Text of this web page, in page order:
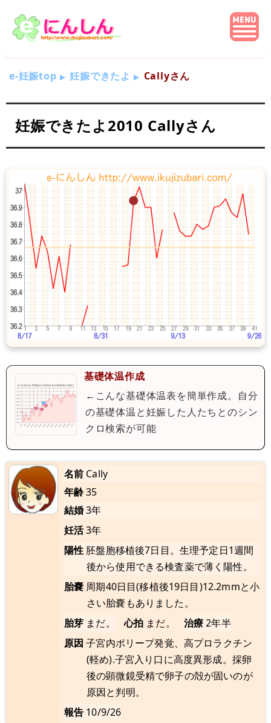
e-妊娠top 妊娠できたよ Callyさん
妊娠できたよ2010 Callyさん
基礎体温作成
←こんな基礎体温表を簡単作成。自分
の基礎体温と妊娠した人たちとのシン
クロ検索が可能
名前 Cally
年齢35
結婚3年
妊活3年
陽性 胚盤胞移植後7日目。生理予定日1週間
後から使用できる検査薬で薄く陽性。
胎嚢 周期40日目(移植後19日目)12.2mmと小
さい胎嚢もありました。
胎芽 まだ。 心拍 まだ。 治療2年半
原因 子宮内ポリープ発覚、高プロラクチン
(軽め).子宮入り口に高度異形成。採卵
後の顕微鏡受精で卵子の殻が固いのが
原因と判明。
報告 10/9/26